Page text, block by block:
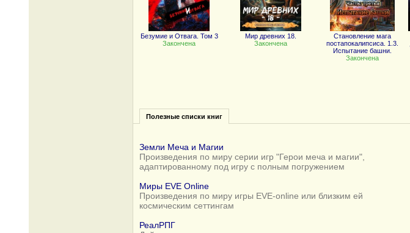
Безумие и Отвага. Том 3
Закончена
Мир древних 18.
Закончена
Становление мага
постапокалипсиса. 1.3.
Испытание башни.
Закончена
Полезные списки книг
Земли Меча и Магии
Произведения по миру серии игр "Герои меча и магии",
адаптированному под игру с полным погружением
Миры EVE Online
Произведения по миру игры EVE-online или близким ей
космическим сеттингам
РеалРПГ